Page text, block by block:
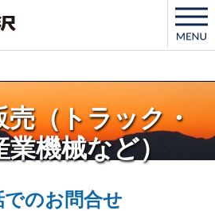
売（トラック・
機械など）
でのお問合せ